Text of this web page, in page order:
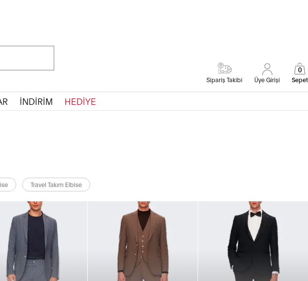
Sipariş Takibi Üye Girişi Sepet
0
İNDİRİM HEDİYE
Travel Takım Elbise